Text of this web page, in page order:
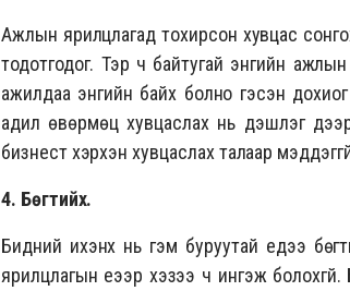
Ажлын ярилцлагад тохирсон хувцас
тодотгодог. Тэр ч байтугай энгийн
ажилдаа энгийн байх болно гэсэн
адил өвөрмөц хувцаслах нь үдэшлэг
бизнест хэрхэн хувцаслах талаар
4. Бөгтийх.
Бидний ихэнх нь гэм буруутай үедээ
ярилцлагын үеээр хэзээ ч ингэж